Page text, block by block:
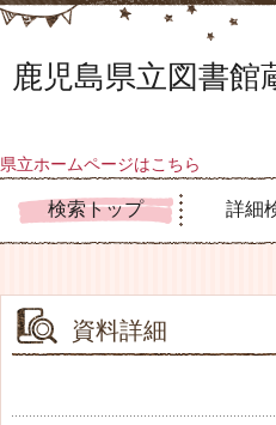
鹿児島県立図書館
県立ホームページはこちら
検索トップ 詳細
資料詳細